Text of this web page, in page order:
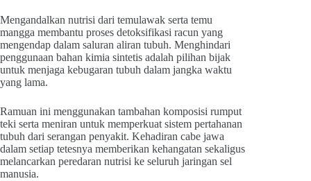
Mengandalkan nutrisi dari temulawak serta temu
mangga membantu proses detoksifikasi racun yang
mengendap dalam saluran aliran tubuh. Menghindari
penggunaan bahan kimia sintetis adalah pilihan bijak
untuk menjaga kebugaran tubuh dalam jangka waktu
yang lama.
Ramuan ini menggunakan tambahan komposisi rumput
teki serta meniran untuk memperkuat sistem pertahanan
tubuh dari serangan penyakit. Kehadiran cabe jawa
dalam setiap tetesnya memberikan kehangatan sekaligus
melancarkan peredaran nutrisi ke seluruh jaringan sel
manusia.